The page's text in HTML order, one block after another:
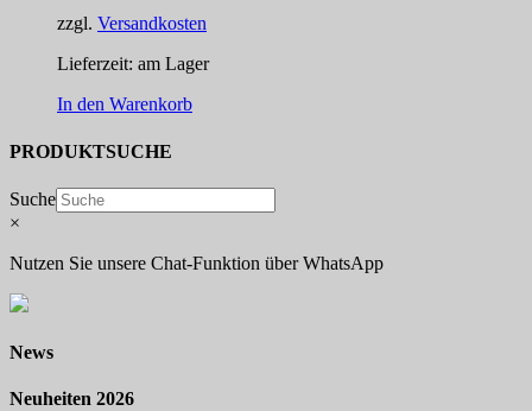
zzgl. Versandkosten
Lieferzeit: am Lager
In den Warenkorb
PRODUKTSUCHE
Suche
×
Nutzen Sie unsere Chat-Funktion über WhatsApp
News
Neuheiten 2026